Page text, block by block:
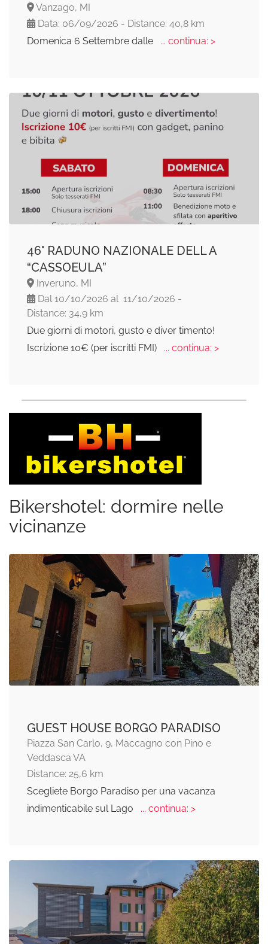
Vanzago, MI
Data: 06/09/2026 - Distance: 40,8 km
Domenica 6 Settembre dalle
... continua: >
46° RADUNO NAZIONALE DELL A
“CASSOEULA”
Inveruno, MI
Dal 10/10/2026 al 11/10/2026 -
Distance: 34,9 km
Due giorni di motori, gusto e diver timento!
Iscrizione 10€ (per iscritti FMI)
... continua: >
Bikershotel: dormire nelle
vicinanze
GUEST HOUSE BORGO PARADISO
Piazza San Carlo, 9, Maccagno con Pino e
Veddasca VA
Distance: 25,6 km
Scegliete Borgo Paradiso per una vacanza
indimenticabile sul Lago
... continua: >